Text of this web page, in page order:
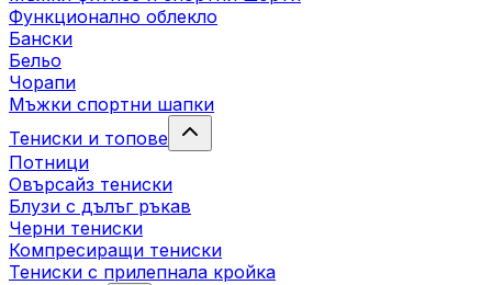
Функционално облекло
Бански
Бельо
Чорапи
Mъжки спортни шапки
Тениски и топове
Потници
Овърсайз тениски
Блузи с дълъг ръкав
Черни тениски
Компресиращи тениски
Тениски с прилепнала кройка